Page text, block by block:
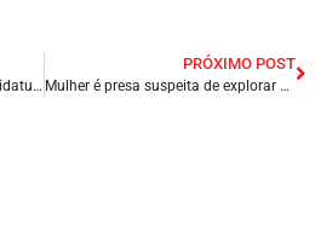
Lahesio Bonfim desiste de candidatura ao governo do Maranhão e vai disputar o Senado.
PRÓXIMO POST
Mulher é presa suspeita de explorar a própria filha de 11 anos Baixada Maranhense.